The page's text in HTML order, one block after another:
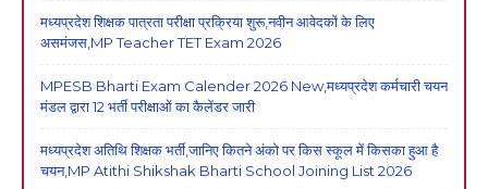
मध्यप्रदेश शिक्षक पात्रता परीक्षा प्रक्रिया शुरू,नवीन आवेदकों के लिए
असमंजस,MP Teacher TET Exam 2026
MPESB Bharti Exam Calender 2026 New,मध्यप्रदेश कर्मचारी चयन
मंडल द्वारा 12 भर्ती परीक्षाओं का कैलेंडर जारी
मध्यप्रदेश अतिथि शिक्षक भर्ती,जानिए कितने अंको पर किस स्कूल में किसका हुआ है
चयन,MP Atithi Shikshak Bharti School Joining List 2026